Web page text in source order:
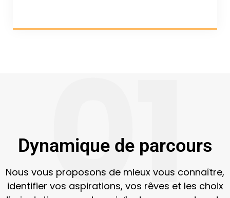
01
Dynamique de parcours
Nous vous proposons de mieux vous connaître,
identifier vos aspirations, vos rêves et les choix